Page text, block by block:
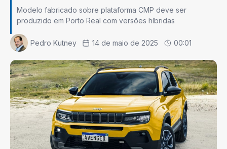
Modelo fabricado sobre plataforma CMP deve ser
produzido em Porto Real com versões híbridas
Pedro Kutney 14 de maio de 2025 00:01